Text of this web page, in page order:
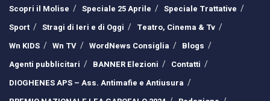
Scopri il Molise
Speciale 25 Aprile
Speciale Trattative
Sport
Stragi di Ieri e di Oggi
Teatro, Cinema & Tv
Wn KIDS
Wn TV WordNews Consiglia
Blogs
Agenti pubblicitari
BANNER Elezioni
Contatti
DIOGHENES APS – Ass. Antimafie e Antiusura